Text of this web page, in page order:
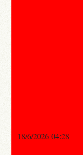
18/6/2026 04:28